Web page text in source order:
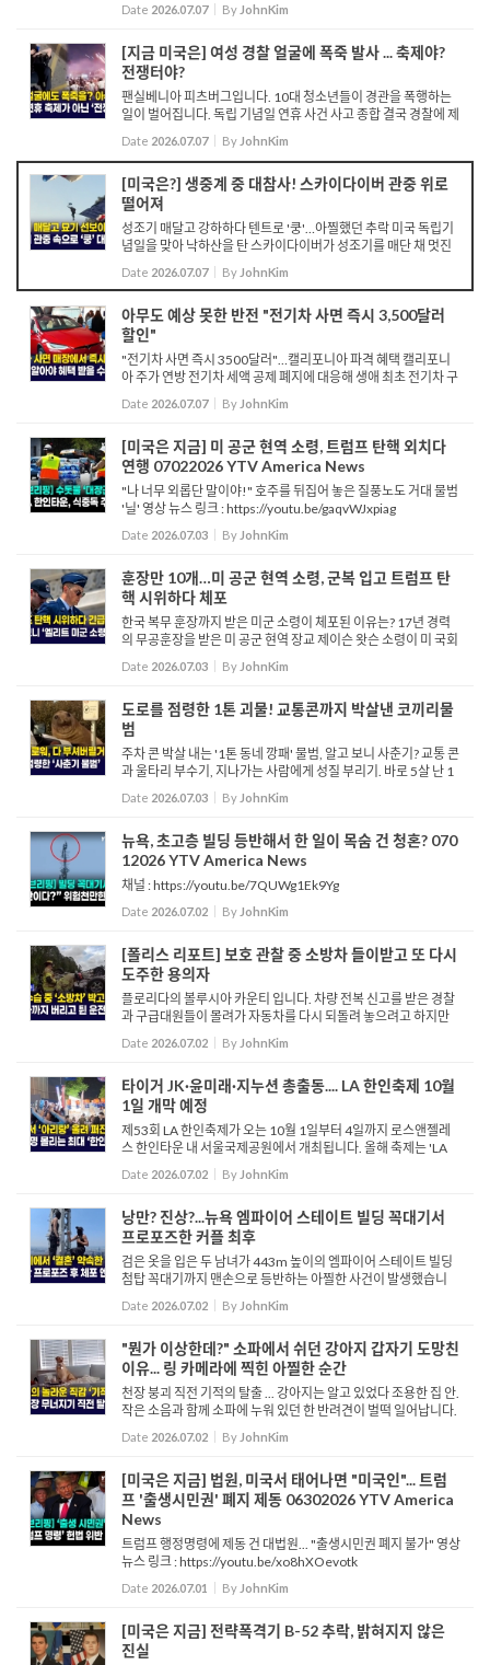
는 앨리슨 후커 정무차관 주재로 취임선서...
Date 2026.07.07 By JohnKim
[지금 미국은] 여성 경찰 얼굴에 폭죽 발사 ... 축제야?
전쟁터야?
팬실베니아 피츠버그입니다. 10대 청소년들이 경관을 폭행하는
일이 벌어집니다. 독립 기념일 연휴 사건 사고 종합 결국 경찰에 제
압 당하며 체포됩니다. 밀워키입니다. 경찰을 피해 달아나는 청소
년들과 그 뒤를 쫓는 경찰들 여성 경관...
Date 2026.07.07 By JohnKim
[미국은?] 생중계 중 대참사! 스카이다이버 관중 위로
떨어져
성조기 매달고 강하하다 텐트로 '쿵'…아찔했던 추락 미국 독립기
념일을 맞아 낙하산을 탄 스카이다이버가 성조기를 매단 채 멋진
묘기를 선보입니다. 이제 안전한 착륙만 남은 그때, 성조기가 나무
에 걸리면서 스...
Date 2026.07.07 By JohnKim
아무도 예상 못한 반전 "전기차 사면 즉시 3,500달러
할인"
"전기차 사면 즉시 3500달러"…캘리포니아 파격 혜택 캘리포니
아 주가 연방 전기차 세액 공제 폐지에 대응해 생애 최초 전기차 구
매자에게 즉각적으로 3,500달러 환급을 제공하는 새로운 제도를
시행합니다. 총 1억 3,500만 달...
Date 2026.07.07 By JohnKim
[미국은 지금] 미 공군 현역 소령, 트럼프 탄핵 외치다
연행 07022026 YTV America News
"나 너무 외롭단 말이야!" 호주를 뒤집어 놓은 질풍노도 거대 물범
'닐' 영상 뉴스 링크 : https://youtu.be/gaqvWJxpiag
Date 2026.07.03 By JohnKim
훈장만 10개…미 공군 현역 소령, 군복 입고 트럼프 탄
핵 시위하다 체포
한국 복무 훈장까지 받은 미군 소령이 체포된 이유는? 17년 경력
의 무공훈장을 받은 미 공군 현역 장교 제이슨 왓슨 소령이 미 국회
의사당 계단에서 군복을 입은 채 도널드 트럼프 대통령의 탄핵을
촉구하는 시위를 벌이다 경찰에 체포됐습니다. 당초 알 그린 ...
Date 2026.07.03 By JohnKim
도로를 점령한 1톤 괴물! 교통콘까지 박살낸 코끼리물
범
주차 콘 박살 내는 '1톤 동네 깡패' 물범, 알고 보니 사춘기? 교통 콘
과 울타리 부수기, 지나가는 사람에게 성질 부리기. 바로 5살 난 1
톤 무게의 거대한 코끼리물범 '닐'의 일과이자 호주 태즈메이니아
의 명물입니다. 전문가들은 닐이 다시 ...
Date 2026.07.03 By JohnKim
뉴욕, 초고층 빌딩 등반해서 한 일이 목숨 건 청혼? 070
12026 YTV America News
채널 : https://youtu.be/7QUWg1Ek9Yg
Date 2026.07.02 By JohnKim
[폴리스 리포트] 보호 관찰 중 소방차 들이받고 또 다시
도주한 용의자
플로리다의 볼루시아 카운티 입니다. 차량 전복 신고를 받은 경찰
과 구급대원들이 몰려가 자동차를 다시 되돌려 놓으려고 하지만
힘에 부치는 듯 합니다. 이들이 한참 힘을 쓰고 있는 도중 붉은색
차 한대가 소방차를 치고 달아납니다. “저기 사고났다&r...
Date 2026.07.02 By JohnKim
타이거 JK·윤미래·지누션 총출동.... LA 한인축제 10월
1일 개막 예정
제53회 LA 한인축제가 오는 10월 1일부터 4일까지 로스앤젤레
스 한인타운 내 서울국제공원에서 개최됩니다. 올해 축제는 'LA
아리랑'을 주제로 진행되며, 나흘의 행사 기간 동안 40만 명 이상
의 방문객이 찾을 것으로 예상되는 미국 내 최대 규모의 한...
Date 2026.07.02 By JohnKim
낭만? 진상?...뉴욕 엠파이어 스테이트 빌딩 꼭대기서
프로포즈한 커플 최후
검은 옷을 입은 두 남녀가 443m 높이의 엠파이어 스테이트 빌딩
첨탑 꼭대기까지 맨손으로 등반하는 아찔한 사건이 발생했습니
다. 빌딩 첨탑 위에서 두 사람은 "사랑의 힘이 권력에 대한 사랑을
이길 때 세상은 평화를 알게 된다"라는 명언이 적힌 평화 지지 ...
Date 2026.07.02 By JohnKim
"뭔가 이상한데?" 소파에서 쉬던 강아지 갑자기 도망친
이유... 링 카메라에 찍힌 아찔한 순간
천장 붕괴 직전 기적의 탈출 ... 강아지는 알고 있었다 조용한 집 안.
작은 소음과 함께 소파에 누워 있던 한 반려견이 벌떡 일어납니다.
불안한 눈치로 두리번거리던 반려견은 황급히 소파 팔걸이를 넘
어 어디론가 달아납니다. 그리고 그때, 천장이 무너져 내...
Date 2026.07.02 By JohnKim
[미국은 지금] 법원, 미국서 태어나면 "미국인"... 트럼
프 '출생시민권' 폐지 제동 06302026 YTV America
News
트럼프 행정명령에 제동 건 대법원... "출생시민권 폐지 불가" 영상
뉴스 링크 : https://youtu.be/xo8hXOevotk
Date 2026.07.01 By JohnKim
[미국은 지금] 전략폭격기 B-52 추락, 밝혀지지 않은
진실